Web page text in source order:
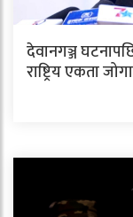
देवानगञ्ज
राष्ट्रिय एकता